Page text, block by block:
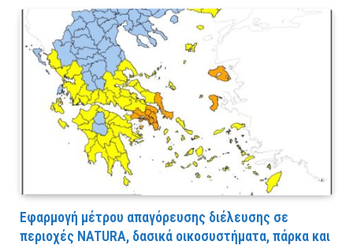
Εφαρμογή μέτρου απαγόρευσης διέλευσης σε
περιοχές NATURA, δασικά οικοσυστήματα, πάρκα και